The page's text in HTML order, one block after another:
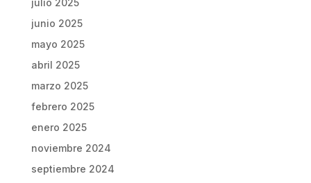
julio 2025
junio 2025
mayo 2025
abril 2025
marzo 2025
febrero 2025
enero 2025
noviembre 2024
septiembre 2024